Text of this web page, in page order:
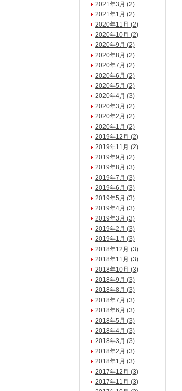
2021年3月 (2)
2021年1月 (2)
2020年11月 (2)
2020年10月 (2)
2020年9月 (2)
2020年8月 (2)
2020年7月 (2)
2020年6月 (2)
2020年5月 (2)
2020年4月 (3)
2020年3月 (2)
2020年2月 (2)
2020年1月 (2)
2019年12月 (2)
2019年11月 (2)
2019年9月 (2)
2019年8月 (3)
2019年7月 (3)
2019年6月 (3)
2019年5月 (3)
2019年4月 (3)
2019年3月 (3)
2019年2月 (3)
2019年1月 (3)
2018年12月 (3)
2018年11月 (3)
2018年10月 (3)
2018年9月 (3)
2018年8月 (3)
2018年7月 (3)
2018年6月 (3)
2018年5月 (3)
2018年4月 (3)
2018年3月 (3)
2018年2月 (3)
2018年1月 (3)
2017年12月 (3)
2017年11月 (3)